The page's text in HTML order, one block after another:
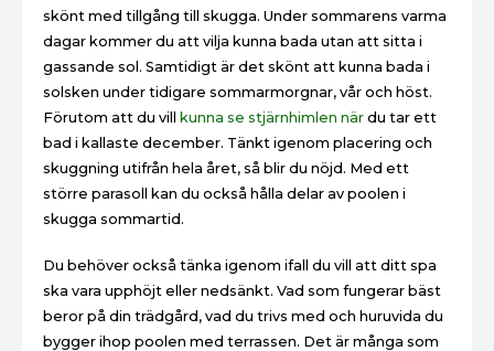
skönt med tillgång till skugga. Under sommarens varma
dagar kommer du att vilja kunna bada utan att sitta i
gassande sol. Samtidigt är det skönt att kunna bada i
solsken under tidigare sommarmorgnar, vår och höst.
Förutom att du vill kunna se stjärnhimlen närdu tar ett
bad i kallaste december. Tänkt igenom placering och
skuggning utifrån hela året, så blir du nöjd. Med ett
större parasoll kan du också hålla delar av poolen i
skugga sommartid.
Du behöver också tänka igenom ifall du vill att ditt spa
ska vara upphöjt eller nedsänkt. Vad som fungerar bäst
beror på din trädgård, vad du trivs med och huruvida du
bygger ihop poolen med terrassen. Det är många som